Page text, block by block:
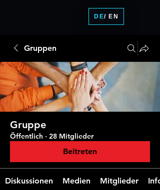
Gruppen
Gruppe
Öffentlich · 28 Mitglieder
Beitreten
Diskussionen Medien Mitglieder Info
DE/ EN